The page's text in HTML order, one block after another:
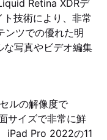
Retina XDRデ
技術により、非常
ンツでの優れた明
な写真やビデオ編集
ルの解像度で
サイズで非常に鮮
iPad Pro 2022の11